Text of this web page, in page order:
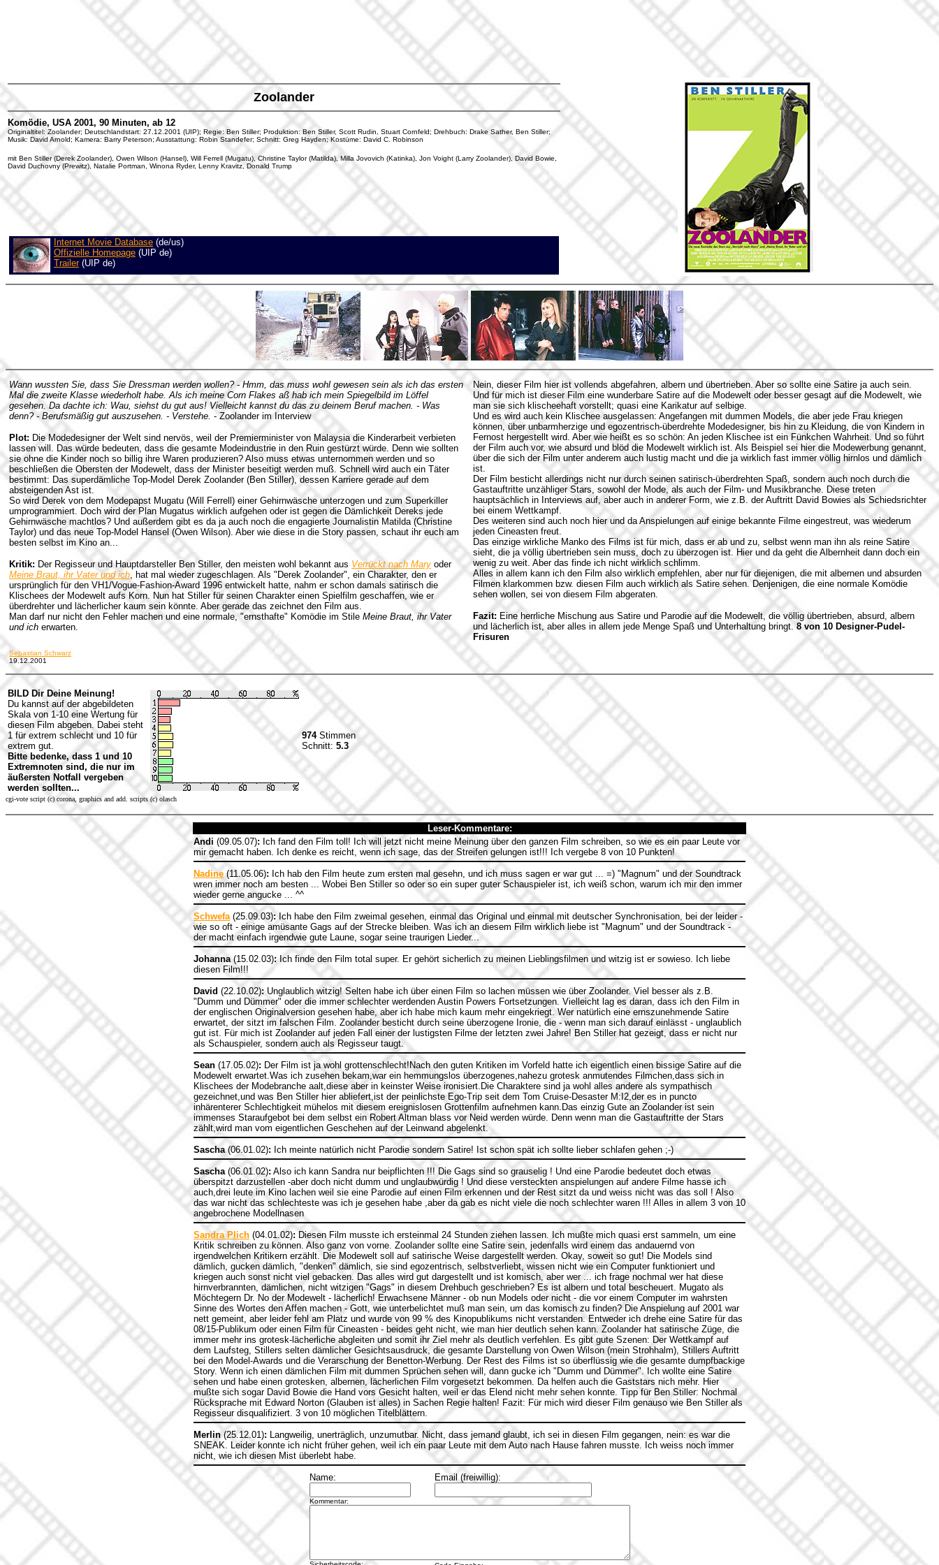
Zoolander
Komödie, USA 2001, 90 Minuten, ab 12
Originaltitel: Zoolander; Deutschlandstart: 27.12.2001 (UIP); Regie: Ben Stiller; Produktion: Ben Stiller, Scott Rudin, Stuart Cornfeld; Drehbuch: Drake Sather, Ben Stiller;
Musik: David Arnold; Kamera: Barry Peterson; Ausstattung: Robin Standefer; Schnitt: Greg Hayden; Kostüme: David C. Robinson
mit Ben Stiller (Derek Zoolander), Owen Wilson (Hansel), Will Ferrell (Mugatu), Christine Taylor (Matilda), Milla Jovovich (Katinka), Jon Voight (Larry Zoolander), David Bowie,
David Duchovny (Prewitz), Natalie Portman, Winona Ryder, Lenny Kravitz, Donald Trump
Internet Movie Database (de/us)
Offizielle Homepage (UIP de)
Trailer(UIP de)
Wann wussten Sie, dass Sie Dressman werden wollen? - Hmm, das muss wohl gewesen sein als ich das ersten
Mal die zweite Klasse wiederholt habe. Als ich meine Corn Flakes aß hab ich mein Spiegelbild im Löffel
gesehen. Da dachte ich: Wau, siehst du gut aus! Vielleicht kannst du das zu deinem Beruf machen. - Was
denn? - Berufsmäßig gut auszusehen. - Verstehe. - Zoolander im Interview
Plot: Die Modedesigner der Welt sind nervös, weil der Premierminister von Malaysia die Kinderarbeit verbieten
lassen will. Das würde bedeuten, dass die gesamte Modeindustrie in den Ruin gestürzt würde. Denn wie sollten
sie ohne die Kinder noch so billig ihre Waren produzieren? Also muss etwas unternommen werden und so
beschließen die Obersten der Modewelt, dass der Minister beseitigt werden muß. Schnell wird auch ein Täter
bestimmt: Das superdämliche Top-Model Derek Zoolander (Ben Stiller), dessen Karriere gerade auf dem
absteigenden Ast ist.
So wird Derek von dem Modepapst Mugatu (Will Ferrell) einer Gehirnwäsche unterzogen und zum Superkiller
umprogrammiert. Doch wird der Plan Mugatus wirklich aufgehen oder ist gegen die Dämlichkeit Dereks jede
Gehirnwäsche machtlos? Und außerdem gibt es da ja auch noch die engagierte Journalistin Matilda (Christine
Taylor) und das neue Top-Model Hansel (Owen Wilson). Aber wie diese in die Story passen, schaut ihr euch am
besten selbst im Kino an...
Kritik: Der Regisseur und Hauptdarsteller Ben Stiller, den meisten wohl bekannt aus Verrückt nach Mary oder
Meine Braut, ihr Vater und ich, hat mal wieder zugeschlagen. Als "Derek Zoolander", ein Charakter, den er
ursprünglich für den VH1/Vogue-Fashion-Award 1996 entwickelt hatte, nahm er schon damals satirisch die
Klischees der Modewelt aufs Korn. Nun hat Stiller für seinen Charakter einen Spielfilm geschaffen, wie er
überdrehter und lächerlicher kaum sein könnte. Aber gerade das zeichnet den Film aus.
Man darf nur nicht den Fehler machen und eine normale, "ernsthafte" Komödie im Stile Meine Braut, ihr Vater
und ich erwarten.
Nein, dieser Film hier ist vollends abgefahren, albern und übertrieben. Aber so sollte eine Satire ja auch sein.
Und für mich ist dieser Film eine wunderbare Satire auf die Modewelt oder besser gesagt auf die Modewelt, wie
man sie sich klischeehaft vorstellt; quasi eine Karikatur auf selbige.
Und es wird auch kein Klischee ausgelassen: Angefangen mit dummen Models, die aber jede Frau kriegen
können, über unbarmherzige und egozentrisch-überdrehte Modedesigner, bis hin zu Kleidung, die von Kindern in
Fernost hergestellt wird. Aber wie heißt es so schön: An jeden Klischee ist ein Fünkchen Wahrheit. Und so führt
der Film auch vor, wie absurd und blöd die Modewelt wirklich ist. Als Beispiel sei hier die Modewerbung genannt,
über die sich der Film unter anderem auch lustig macht und die ja wirklich fast immer völlig hirnlos und dämlich
ist.
Der Film besticht allerdings nicht nur durch seinen satirisch-überdrehten Spaß, sondern auch noch durch die
Gastauftritte unzähliger Stars, sowohl der Mode, als auch der Film- und Musikbranche. Diese treten
hauptsächlich in Interviews auf, aber auch in anderer Form, wie z.B. der Auftritt David Bowies als Schiedsrichter
bei einem Wettkampf.
Des weiteren sind auch noch hier und da Anspielungen auf einige bekannte Filme eingestreut, was wiederum
jeden Cineasten freut.
Das einzige wirkliche Manko des Films ist für mich, dass er ab und zu, selbst wenn man ihn als reine Satire
sieht, die ja völlig übertrieben sein muss, doch zu überzogen ist. Hier und da geht die Albernheit dann doch ein
wenig zu weit. Aber das finde ich nicht wirklich schlimm.
Alles in allem kann ich den Film also wirklich empfehlen, aber nur für diejenigen, die mit albernen und absurden
Filmen klarkommen bzw. diesen Film auch wirklich als Satire sehen. Denjenigen, die eine normale Komödie
sehen wollen, sei von diesem Film abgeraten.
Fazit: Eine herrliche Mischung aus Satire und Parodie auf die Modewelt, die völlig übertrieben, absurd, albern
und lächerlich ist, aber alles in allem jede Menge Spaß und Unterhaltung bringt.8 von 10 Designer-Pudel-
Frisuren
Sebastian Schwarz
19.12.2001
BILD Dir Deine Meinung!
Du kannst auf der abgebildeten
Skala von 1-10 eine Wertung für
diesen Film abgeben. Dabei steht
1 für extrem schlecht und 10 für
extrem gut.
Bitte bedenke, dass 1 und 10
Extremnoten sind, die nur im
äußersten Notfall vergeben
werden sollten...
974Stimmen
Schnitt: 5.3
cgi-vote script (c) corona, graphics and add. scripts (c) olasch
Leser-Kommentare:
Andi (09.05.07): Ich fand den Film toll! Ich will jetzt nicht meine Meinung über den ganzen Film schreiben, so wie es ein paar Leute vor
mir gemacht haben. Ich denke es reicht, wenn ich sage, das der Streifen gelungen ist!!! Ich vergebe 8 von 10 Punkten!
Nadine (11.05.06): Ich hab den Film heute zum ersten mal gesehn, und ich muss sagen er war gut ... =) "Magnum" und der Soundtrack
wren immer noch am besten ... Wobei Ben Stiller so oder so ein super guter Schauspieler ist, ich weiß schon, warum ich mir den immer
wieder gerne angucke ... ^^
Schwefa(25.09.03): Ich habe den Film zweimal gesehen, einmal das Original und einmal mit deutscher Synchronisation, bei der leider -
wie so oft - einige amüsante Gags auf der Strecke bleiben. Was ich an diesem Film wirklich liebe ist "Magnum" und der Soundtrack -
der macht einfach irgendwie gute Laune, sogar seine traurigen Lieder...
Johanna(15.02.03): Ich finde den Film total super. Er gehört sicherlich zu meinen Lieblingsfilmen und witzig ist er sowieso. Ich liebe
diesen Film!!!
David (22.10.02): Unglaublich witzig! Selten habe ich über einen Film so lachen müssen wie über Zoolander. Viel besser als z.B.
"Dumm und Dümmer" oder die immer schlechter werdenden Austin Powers Fortsetzungen. Vielleicht lag es daran, dass ich den Film in
der englischen Originalversion gesehen habe, aber ich habe mich kaum mehr eingekriegt. Wer natürlich eine ernszunehmende Satire
erwartet, der sitzt im falschen Film. Zoolander besticht durch seine überzogene Ironie, die - wenn man sich darauf einlässt - unglaublich
gut ist. Für mich ist Zoolander auf jeden Fall einer der lustigsten Filme der letzten zwei Jahre! Ben Stiller hat gezeigt, dass er nicht nur
als Schauspieler, sondern auch als Regisseur taugt.
Sean (17.05.02): Der Film ist ja wohl grottenschlecht!Nach den guten Kritiken im Vorfeld hatte ich eigentlich einen bissige Satire auf die
Modewelt erwartet.Was ich zusehen bekam,war ein hemmungslos überzogenes,nahezu grotesk anmutendes Filmchen,dass sich in
Klischees der Modebranche aalt,diese aber in keinster Weise ironisiert.Die Charaktere sind ja wohl alles andere als sympathisch
gezeichnet,und was Ben Stiller hier abliefert,ist der peinlichste Ego-Trip seit dem Tom Cruise-Desaster M:I2,der es in puncto
inhärenterer Schlechtigkeit mühelos mit diesem ereignislosen Grottenfilm aufnehmen kann.Das einzig Gute an Zoolander ist sein
immenses Staraufgebot bei dem selbst ein Robert Altman blass vor Neid werden würde. Denn wenn man die Gastauftritte der Stars
zählt,wird man vom eigentlichen Geschehen auf der Leinwand abgelenkt.
Sascha(06.01.02): Ich meinte natürlich nicht Parodie sondern Satire! Ist schon spät ich sollte lieber schlafen gehen ;-)
Sascha(06.01.02): Also ich kann Sandra nur beipflichten !!! Die Gags sind so grauselig ! Und eine Parodie bedeutet doch etwas
überspitzt darzustellen -aber doch nicht dumm und unglaubwürdig ! Und diese versteckten anspielungen auf andere Filme hasse ich
auch,drei leute im Kino lachen weil sie eine Parodie auf einen Film erkennen und der Rest sitzt da und weiss nicht was das soll ! Also
das war nicht das schlechteste was ich je gesehen habe ,aber da gab es nicht viele die noch schlechter waren !!! Alles in allem 3 von 10
angebrochene Modellnasen
Sandra Plich (04.01.02): Diesen Film musste ich ersteinmal 24 Stunden ziehen lassen. Ich mußte mich quasi erst sammeln, um eine
Kritik schreiben zu können. Also ganz von vorne. Zoolander sollte eine Satire sein, jedenfalls wird einem das andauernd von
irgendwelchen Kritikern erzählt. Die Modewelt soll auf satirische Weise dargestellt werden. Okay, soweit so gut! Die Models sind
dämlich, gucken dämlich, "denken" dämlich, sie sind egozentrisch, selbstverliebt, wissen nicht wie ein Computer funktioniert und
kriegen auch sonst nicht viel gebacken. Das alles wird gut dargestellt und ist komisch, aber wer ... ich frage nochmal wer hat diese
hirnverbrannten, dämlichen, nicht witzigen "Gags" in diesem Drehbuch geschrieben? Es ist albern und total bescheuert. Mugato als
Möchtegern Dr. No der Modewelt - lächerlich! Erwachsene Männer - ob nun Models oder nicht - die vor einem Computer im wahrsten
Sinne des Wortes den Affen machen - Gott, wie unterbelichtet muß man sein, um das komisch zu finden? Die Anspielung auf 2001 war
nett gemeint, aber leider fehl am Platz und wurde von 99 % des Kinopublikums nicht verstanden. Entweder ich drehe eine Satire für das
08/15-Publikum oder einen Film für Cineasten - beides geht nicht, wie man hier deutlich sehen kann. Zoolander hat satirische Züge, die
immer mehr ins grotesk-lächerliche abgleiten und somit ihr Ziel mehr als deutlich verfehlen. Es gibt gute Szenen: Der Wettkampf auf
dem Laufsteg, Stillers selten dämlicher Gesichtsausdruck, die gesamte Darstellung von Owen Wilson (mein Strohhalm), Stillers Auftritt
bei den Model-Awards und die Verarschung der Benetton-Werbung. Der Rest des Films ist so überflüssig wie die gesamte dumpfbackige
Story. Wenn ich einen dämlichen Film mit dummen Sprüchen sehen will, dann gucke ich "Dumm und Dümmer". Ich wollte eine Satire
sehen und habe einen grotesken, albernen, lächerlichen Film vorgesetzt bekommen. Da helfen auch die Gaststars nich mehr. Hier
mußte sich sogar David Bowie die Hand vors Gesicht halten, weil er das Elend nicht mehr sehen konnte. Tipp für Ben Stiller: Nochmal
Rücksprache mit Edward Norton (Glauben ist alles) in Sachen Regie halten! Fazit: Für mich wird dieser Film genauso wie Ben Stiller als
Regisseur disqualifiziert. 3 von 10 möglichen Titelblättern.
Merlin (25.12.01): Langweilig, unerträglich, unzumutbar. Nicht, dass jemand glaubt, ich sei in diesen Film gegangen, nein: es war die
SNEAK. Leider konnte ich nicht früher gehen, weil ich ein paar Leute mit dem Auto nach Hause fahren musste. Ich weiss noch immer
nicht, wie ich diesen Mist überlebt habe.
Name: Email (freiwillig):
Kommentar: